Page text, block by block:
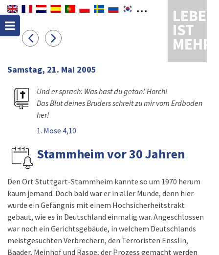
LEBEN
IST
MEHR
Samstag, 21. Mai 2005
Und er sprach: Was hast du getan! Horch!
Das Blut deines Bruders schreit zu mir vom Erdboden
her!
1. Mose 4,10
Stammheim vor 30 Jahren
Den Ort Stuttgart-Stammheim kannte so um 1970 herum
kaum jemand. Doch bald war er in aller Munde, denn hier
wurde ein Gefängnis mit einem Hochsicherheitstrakt
gebaut, wie es in Deutschland einmalig war. Angeschlossen
war noch ein Gerichtsgebäude, in welchem Deutschlands
meistgesuchten Verbrechern, den Terroristen Ensslin,
Baader, Meinhof und Raspe, der Prozess gemacht werden